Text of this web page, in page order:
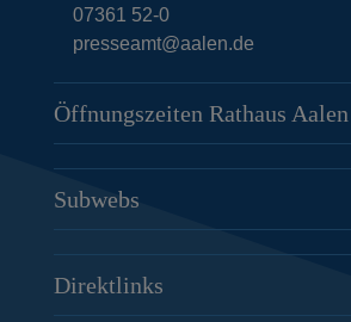
07361 52-0
presseamt@aalen.de
Öffnungszeiten Rathaus Aalen
Subwebs
Direktlinks